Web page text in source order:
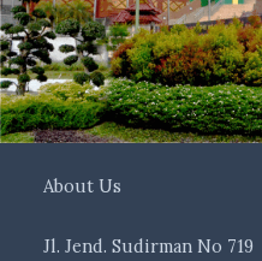
About Us
Jl. Jend. Sudirman No 719